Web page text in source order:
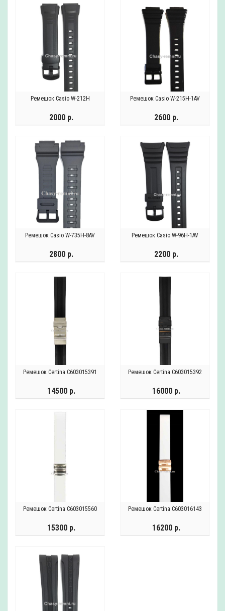
Ремешок Casio W-212H
2000 р.
Ремешок Casio W-215H-1AV
2600 р.
Ремешок Casio W-735H-8AV
2800 р.
Ремешок Casio W-96H-1AV
2200 р.
Ремешок Certina C603015391
14500 р.
Ремешок Certina C603015392
16000 р.
Ремешок Certina C603015560
15300 р.
Ремешок Certina C603016143
16200 р.